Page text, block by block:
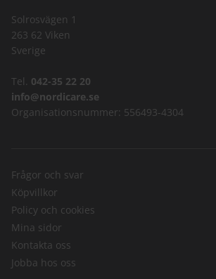
Solrosvägen 1
263 62 Viken
Sverige
Tel. 042-35 22 20
info@nordicare.se
Organisationsnummer: 556493-4304
Frågor och svar
Köpvillkor
Policy och cookies
Mina sidor
Kontakta oss
Jobba hos oss